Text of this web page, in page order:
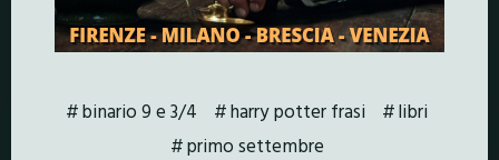
binario 9 e 3/4 harry potter frasi
libri
primo settembre